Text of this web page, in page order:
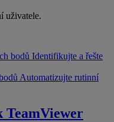
uživatele.
bodů Identifikujte a řešte
Automatizujte rutinní
TeamViewer